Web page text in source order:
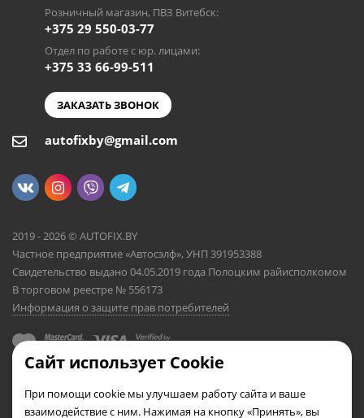
Розничный магазин, ПВЗ Витебск:
+375 29 550-03-77
Отдел по работе с юр. лицами:
+375 33 66-99-511
ЗАКАЗАТЬ ЗВОНОК
autofixby@gmail.com
2019 - 2026 © AUTOFIX.BY
Частное предприятие «Автосэлф», УНП 391953388
Свидетельство выдано 04.05.2019 года Полоцким райисполкомом
В торговом реестре № 556173
Информация о защите прав потребителей
Сайт использует Cookie
При помощи cookie мы улучшаем работу сайта и ваше
взаимодействие с ним. Нажимая на кнопку «Принять», вы